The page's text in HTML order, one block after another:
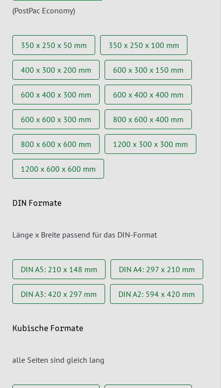
(PostPac Economy)
350 x 250 x 50 mm 350 x 250 x 100 mm
400 x 300 x 200 mm 600 x 300 x 150 mm
600 x 400 x 300 mm 600 x 400 x 400 mm
600 x 600 x 300 mm 800 x 600 x 400 mm
800 x 600 x 600 mm 1200 x 300 x 300 mm
1200 x 600 x 600 mm
DIN Formate
Länge x Breite passend für das DIN-Format
DIN A5: 210 x 148 mm DIN A4: 297 x 210 mm
DIN A3: 420 x 297 mm DIN A2: 594 x 420 mm
Kubische Formate
alle Seiten sind gleich lang